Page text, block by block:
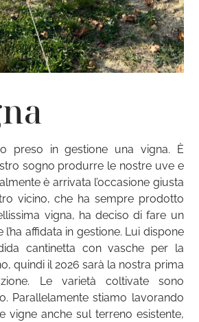
preso in gestione una vigna. È
sogno produrre le nostre uve e
è arrivata l’occasione giusta
vicino, che ha sempre prodotto
vigna, ha deciso di fare un
affidata in gestione. Lui dispone
cantinetta con vasche per la
quindi il 2026 sarà la nostra prima
Le varietà coltivate sono
Parallelamente stiamo lavorando
vigne anche sul terreno esistente,